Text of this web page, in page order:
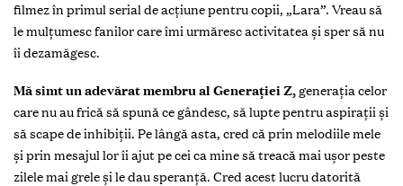
filmez în primul serial de acțiune pentru copii, „Lara”. Vreau să
le mulțumesc fanilor care îmi urmăresc activitatea și sper să nu
îi dezamăgesc.
Mă simt un adevărat membru al Generației Z, generația celor
care nu au frică să spună ce gândesc, să lupte pentru aspirații și
să scape de inhibiții. Pe lângă asta, cred că prin melodiile mele
și prin mesajul lor îi ajut pe cei ca mine să treacă mai ușor peste
zilele mai grele și le dau speranță. Cred acest lucru datorită